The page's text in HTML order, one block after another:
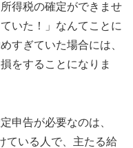
得税の確定ができませ
いた！」なんてことに
すぎていた場合には、
をすることになりま
申告が必要なのは、
ている人で、主たる給